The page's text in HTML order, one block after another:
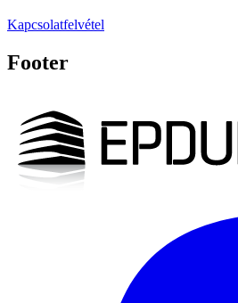
Kapcsolatfelvétel
Footer